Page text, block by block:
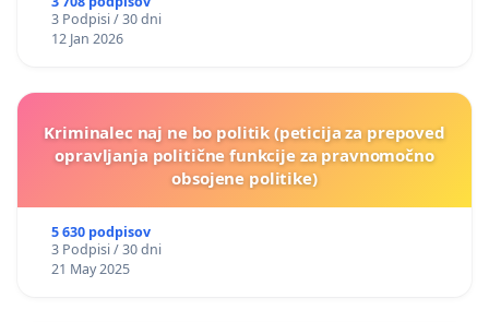
3 Podpisi / 30 dni
12 Jan 2026
Kriminalec naj ne bo politik (peticija za prepoved
opravljanja politične funkcije za pravnomočno
obsojene politike)
5 630 podpisov
3 Podpisi / 30 dni
21 May 2025